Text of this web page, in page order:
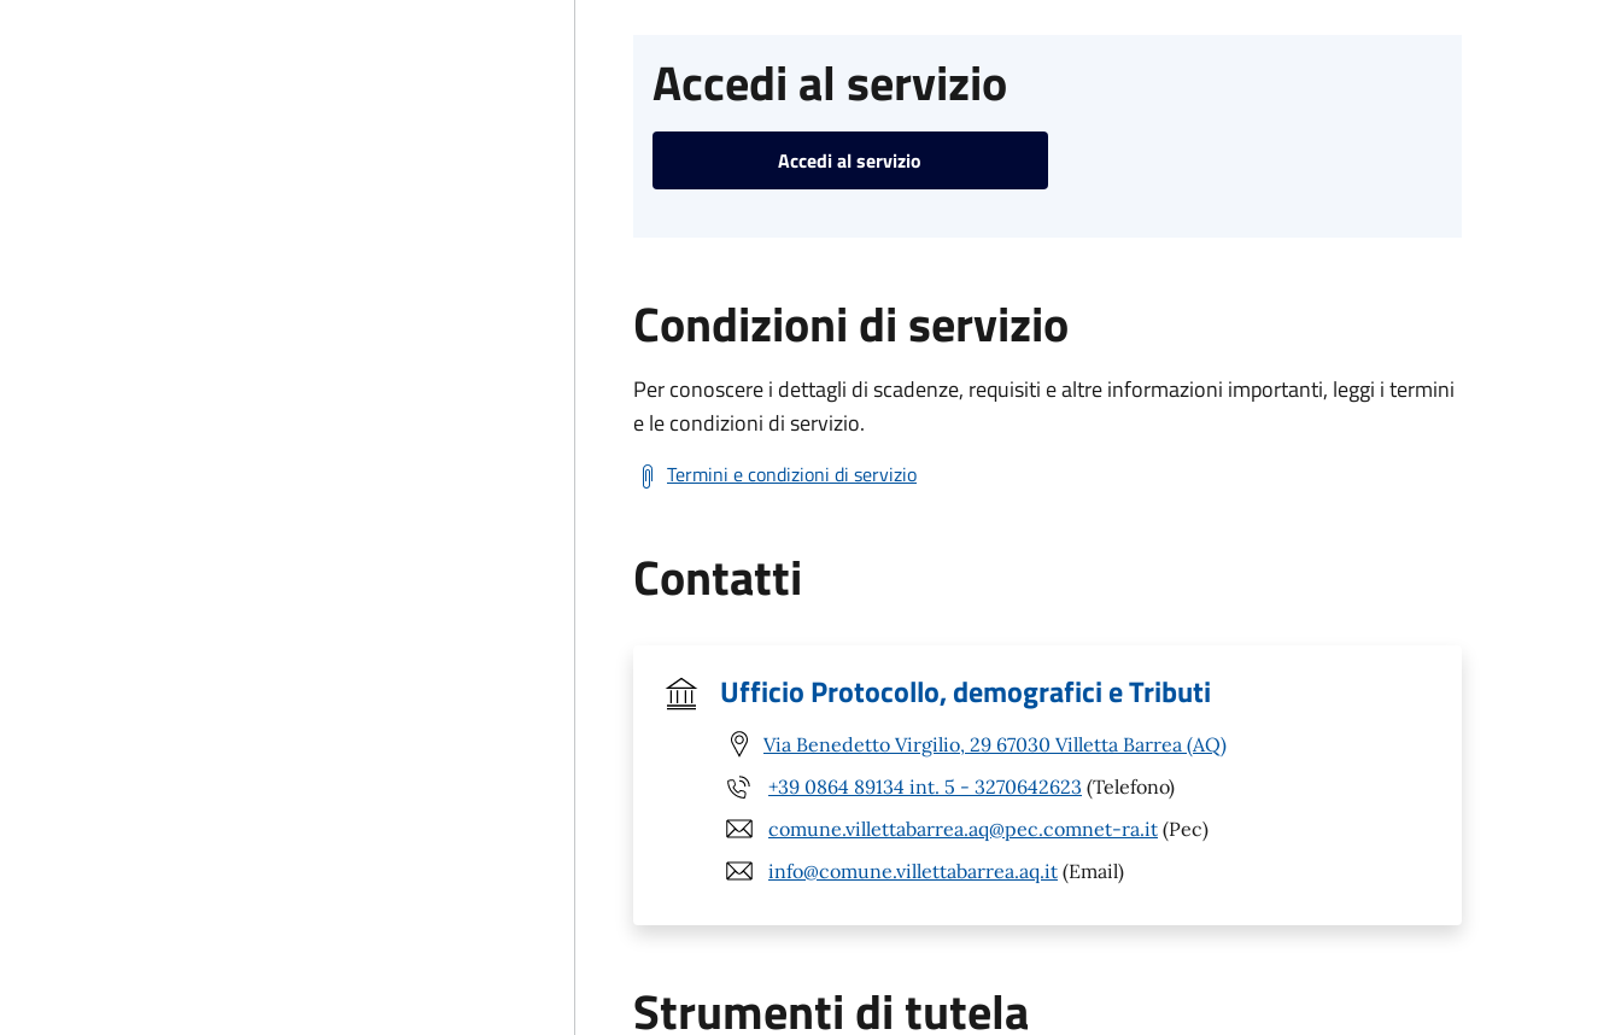
Accedi al servizio
Accedi al servizio
Condizioni di servizio
Per conoscere i dettagli di scadenze, requisiti e altre informazioni importanti, leggi i termini
e le condizioni di servizio.
Termini e condizioni di servizio
Contatti
Ufficio Protocollo, demografici e Tributi
Via Benedetto Virgilio, 29 67030 Villetta Barrea (AQ)
+39 0864 89134 int. 5 - 3270642623 (Telefono)
comune.villettabarrea.aq@pec.comnet-ra.it (Pec)
info@comune.villettabarrea.aq.it (Email)
Strumenti di tutela